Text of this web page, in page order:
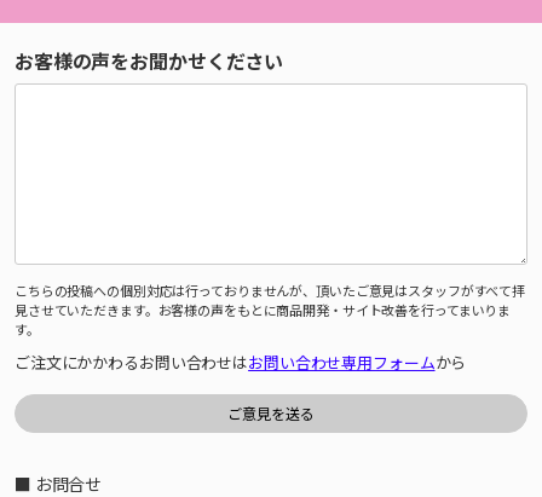
お客様の声をお聞かせください
こちらの投稿への個別対応は行っておりませんが、頂いたご意見はスタッフがすべて拝
見させていただきます。お客様の声をもとに商品開発・サイト改善を行ってまいりま
す。
ご注文にかかわるお問い合わせはお問い合わせ専用フォームから
■ お問合せ